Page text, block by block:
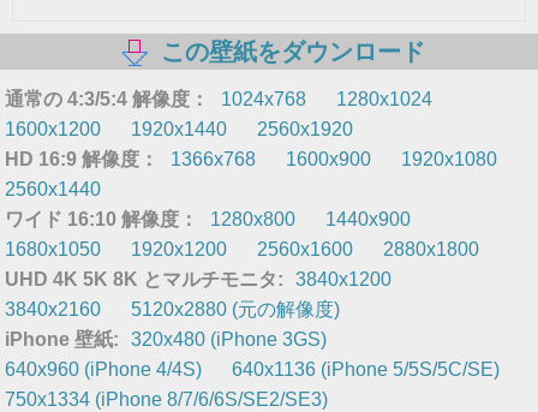
この壁紙をダウンロード
通常の 4:3/5:4 解像度： 1024x768
1280x1024
1600x1200
1920x1440
2560x1920
HD 16:9 解像度：
1366x768 1600x900
1920x1080
2560x1440
ワイド 16:10 解像度：
1280x800
1440x900
1680x1050
1920x1200 2560x1600
2880x1800
UHD 4K 5K 8K とマルチモニタ:
3840x1200
3840x2160
5120x2880 (元の解像度)
iPhone 壁紙:
320x480 (iPhone 3GS)
640x960 (iPhone 4/4S)
640x1136 (iPhone 5/5S/5C/SE)
750x1334 (iPhone 8/7/6/6S/SE2/SE3)